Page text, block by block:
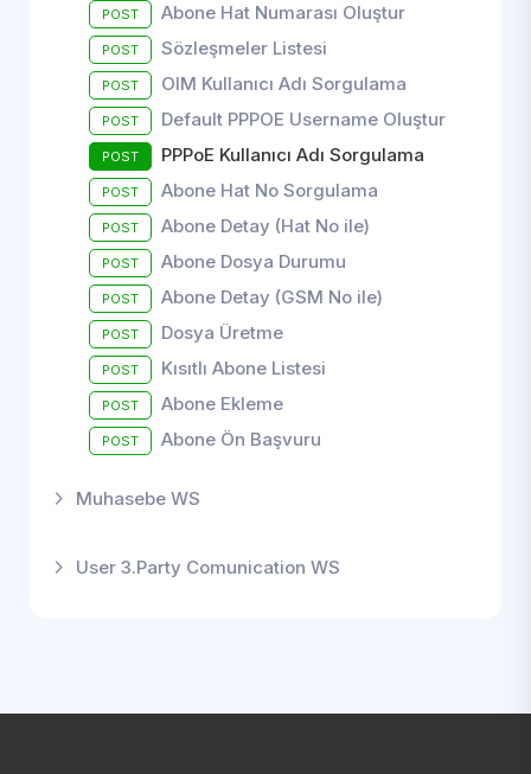
POST Abone Hat Numarası Oluştur
POST Sözleşmeler Listesi
POST OIM Kullanıcı Adı Sorgulama
POST Default PPPOE Username Oluştur
POST PPPoE Kullanıcı Adı Sorgulama
POST Abone Hat No Sorgulama
POST Abone Detay (Hat No ile)
POST Abone Dosya Durumu
POST Abone Detay (GSM No ile)
POST Dosya Üretme
POST Kısıtlı Abone Listesi
POST Abone Ekleme
POST Abone Ön Başvuru
Muhasebe WS
User 3.Party Comunication WS